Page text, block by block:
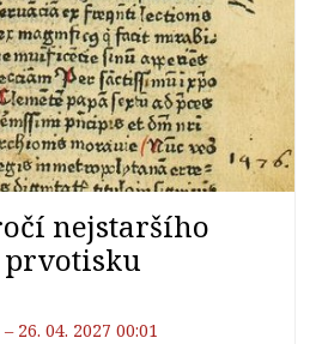
nejstaršího
prvotisku
26. 04. 2027 00:01